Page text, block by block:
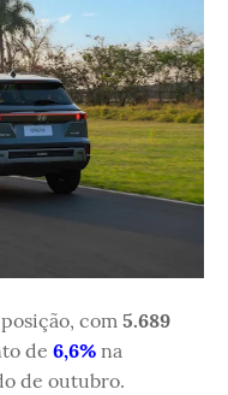
com 5.689
de 6,6% na
de outubro.